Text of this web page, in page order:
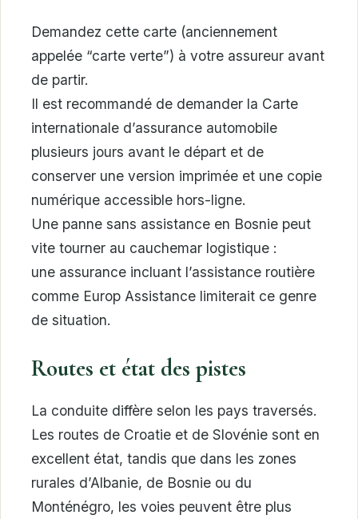
Demandez cette carte (anciennement
appelée “carte verte”) à votre assureur avant
de partir.
Il est recommandé de demander la Carte
internationale d’assurance automobile
plusieurs jours avant le départ et de
conserver une version imprimée et une copie
numérique accessible hors-ligne.
Une panne sans assistance en Bosnie peut
vite tourner au cauchemar logistique :
une assurance incluant l’assistance routière
comme Europ Assistance limiterait ce genre
de situation.
Routes et état des pistes
La conduite diffère selon les pays traversés.
Les routes de Croatie et de Slovénie sont en
excellent état, tandis que dans les zones
rurales d’Albanie, de Bosnie ou du
Monténégro, les voies peuvent être plus